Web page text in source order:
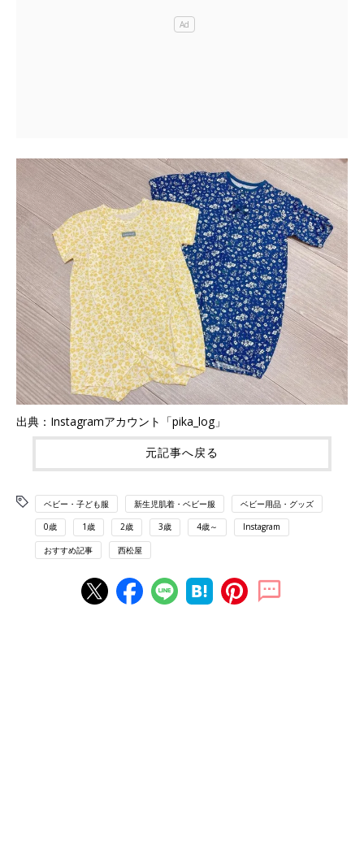
出典：Instagramアカウント「pika_log」
元記事へ戻る
ベビー・子ども服 新生児肌着・ベビー服 ベビー用品・グッズ
0歳 1歳 2歳 3歳 4歳～ Instagram
おすすめ記事 西松屋